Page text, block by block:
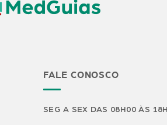
FALE CONOSCO
SEG A SEX DAS 08H00 ÀS